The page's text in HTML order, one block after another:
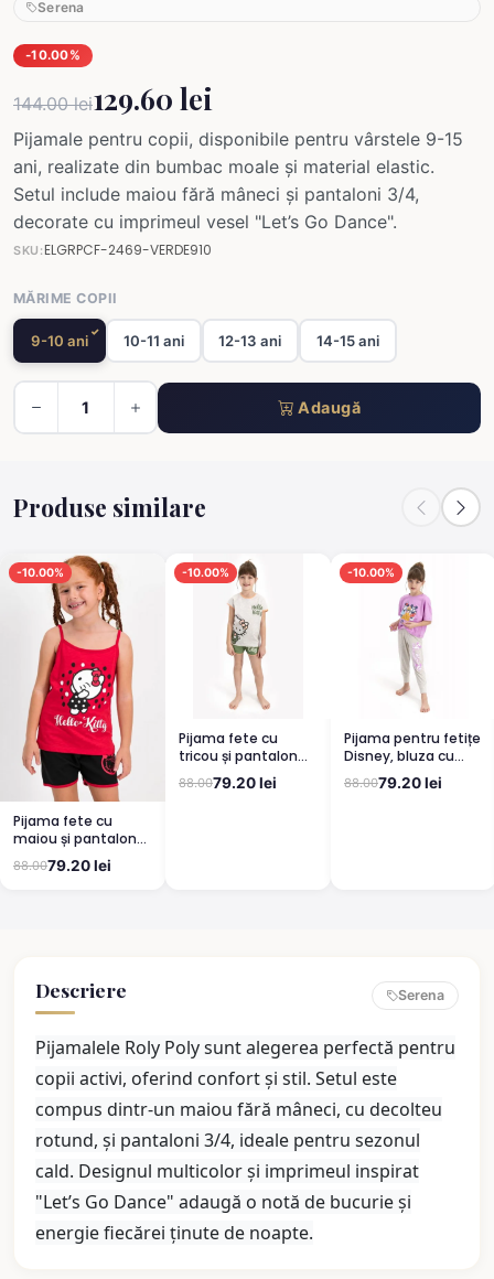
Serena
-10.00%
144.00 lei129.60 lei
Pijamale pentru copii, disponibile pentru vârstele 9-15
ani, realizate din bumbac moale și material elastic.
Setul include maiou fără mâneci și pantaloni 3/4,
decorate cu imprimeul vesel "Let’s Go Dance".
SKU:ELGRPCF-2469-VERDE910
MĂRIME COPII
9-10 ani 10-11 ani 12-13 ani 14-15 ani
Adaugă
Produse similare
-10.00%
Pijama fete cu
maiou și pantalon
scurt, imprimeu
Hello Kitty, Rosu
88.0079.20 lei
-10.00%
Pijama fete cu
tricou și pantalon
scurt, imprimeu
Hello Kitty, Verde
88.0079.20 lei
-10.00%
Pijama pentru fetițe
Disney, bluza cu
maneca scurtă și
pantaloni lungi,
88.0079.20 lei
Descriere Serena
Pijamalele Roly Poly sunt alegerea perfectă pentru
copii activi, oferind confort și stil. Setul este
compus dintr-un maiou fără mâneci, cu decolteu
rotund, și pantaloni 3/4, ideale pentru sezonul
cald. Designul multicolor și imprimeul inspirat
"Let’s Go Dance" adaugă o notă de bucurie și
energie fiecărei ținute de noapte.